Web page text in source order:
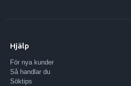
Hjälp
För nya kunder
Så handlar du
Söktips